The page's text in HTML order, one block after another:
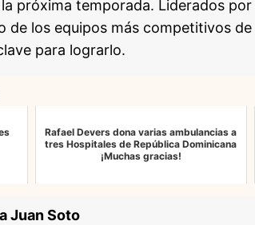
próxima temporada. Liderados
de los equipos más competitivos
para lograrlo.
Rafael Devers dona varias ambulancias a
tres Hospitales de República Dominicana
¡Muchas gracias!
Juan Soto